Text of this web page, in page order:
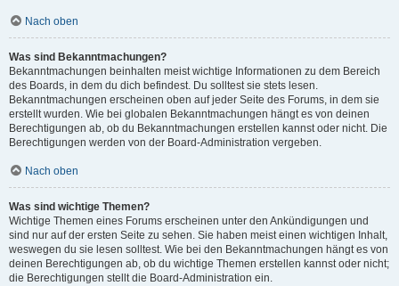
Nach oben
Was sind Bekanntmachungen?
Bekanntmachungen beinhalten meist wichtige Informationen zu dem Bereich
des Boards, in dem du dich befindest. Du solltest sie stets lesen.
Bekanntmachungen erscheinen oben auf jeder Seite des Forums, in dem sie
erstellt wurden. Wie bei globalen Bekanntmachungen hängt es von deinen
Berechtigungen ab, ob du Bekanntmachungen erstellen kannst oder nicht. Die
Berechtigungen werden von der Board-Administration vergeben.
Nach oben
Was sind wichtige Themen?
Wichtige Themen eines Forums erscheinen unter den Ankündigungen und
sind nur auf der ersten Seite zu sehen. Sie haben meist einen wichtigen Inhalt,
weswegen du sie lesen solltest. Wie bei den Bekanntmachungen hängt es von
deinen Berechtigungen ab, ob du wichtige Themen erstellen kannst oder nicht;
die Berechtigungen stellt die Board-Administration ein.